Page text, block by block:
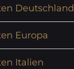
Deutschland
Europa
Italien